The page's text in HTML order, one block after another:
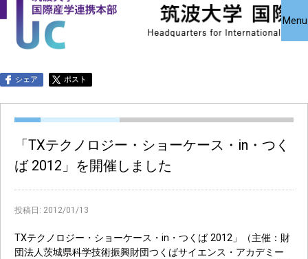
Menu
Close
国際産学連携
本部について
国際産学連携
本部公募事業
共同研究受
究・知的財
シェア ポスト
「TXテクノロジー・ショーケース・in・つく
ば 2012」を開催しました
投稿日: 2012/01/13
TXテクノロジー・ショーケース・in・つくば 2012」（主催：財
団法人茨城県科学技術振興財団つくばサイエンス・アカデミー